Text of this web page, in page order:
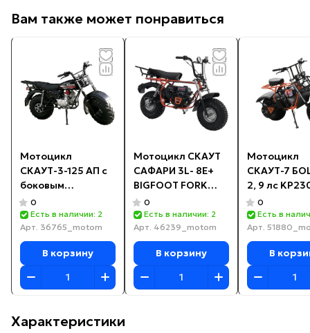
Вам также может понравиться
Мотоцикл
СКАУТ-3-125 АП с
боковым
прицепом и
корытом
(КОМПЛЕКТ)
0
Есть в наличии: 2
Арт. 36765_motom
В корзину
Мотоцикл СКАУТ
САФАРИ 3L- 8Е+
BIGFOOT FORK
(ТЕЛЕСКОП ВИЛКА
перед. и задн.
подв., 8 л.с.,
РЕДУКТОР)
0
Есть в наличии: 2
Арт. 46239_motom
В корзину
Мотоцикл
СКАУТ-7
2, 9 лс
колеса
ФАРА,
перед и
0
Есть в
Арт.
В
Характеристики